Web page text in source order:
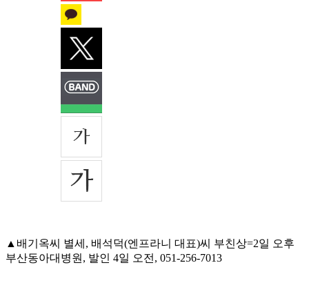
▲배기옥씨 별세, 배석덕(엔프라니 대표)씨 부친상=2일 오후
부산동아대병원, 발인 4일 오전, 051-256-7013